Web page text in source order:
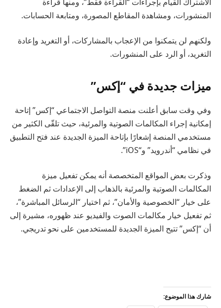
المنشورات، ومشاهدة المقاطع المصورة، ومتابعة الحسابات.
ولكنهم لن يتمكنوا من الإعجاب بالمشاركات، أو التغريد وإعادة
التغريد، أو الرد على المنشورات.
ميزات جديدة في “إكس”
وفي وقت سابق أعلنت منصة التواصل الاجتماعي “إكس” إتاحة
إمكانية إجراء المكالمات الصوتية والمرئية، حيث تلقّى الكثير من
مستخدمي المنصة إشعارًا بإتاحة الميزة الجديدة عند فتح التطبيق
في نظامي “أندرويد” و“iOS”.
وذكرت بعض المواقع المتخصصة أنه يمكن تفعيل ميزة
المكالمات الصوتية والمرئية بالذهاب إلى الإعدادات ثم الضغط
على خيار “الخصوصية والأمان”، ثم اختيار “الرسائل المباشرة”،
ثم تفعيل خيار مكالمات الصوت والفيديو عند ظهوره، مشيرة إلى
أن “إكس” تتيح الميزة الجديدة للمستخدمين على نحو تدريجي.
شارك هذا الموضوع: